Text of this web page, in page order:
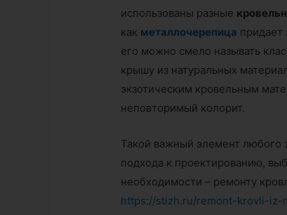
использованы разные
как металлочерепица
его можно смело называть
крышу из натуральных
экзотическим кровельным
неповторимый колорит.
Такой важный элемент любого
подхода к проектированию,
необходимости – ремонту
https://stizh.ru/remont-krovli-iz-